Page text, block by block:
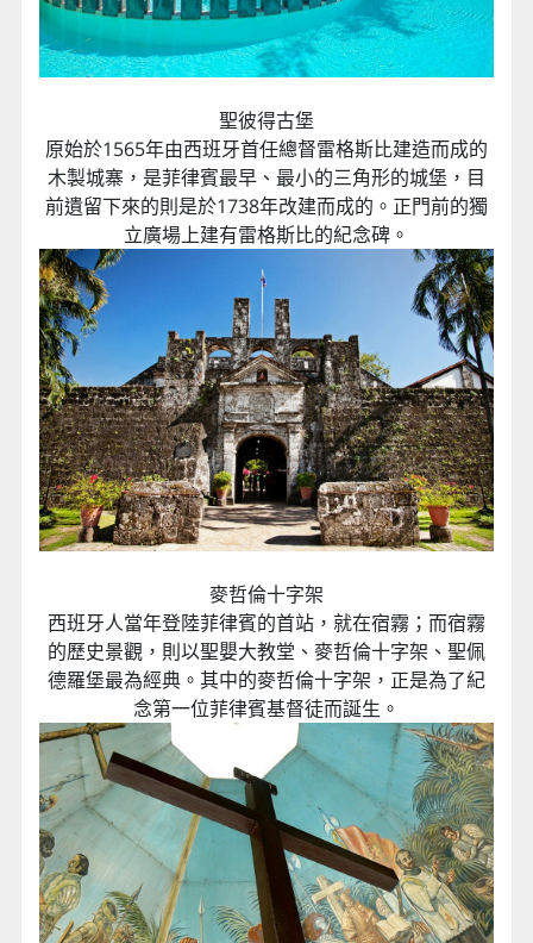
聖彼得古堡
原始於1565年由西班牙首任總督雷格斯比建造而成的
木製城寨，是菲律賓最早、最小的三角形的城堡，目
前遺留下來的則是於1738年改建而成的。正門前的獨
立廣場上建有雷格斯比的紀念碑。
麥哲倫十字架
西班牙人當年登陸菲律賓的首站，就在宿霧；而宿霧
的歷史景觀，則以聖嬰大教堂、麥哲倫十字架、聖佩
德羅堡最為經典。其中的麥哲倫十字架，正是為了紀
念第一位菲律賓基督徒而誕生。